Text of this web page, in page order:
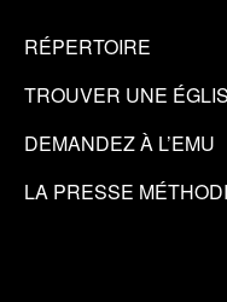
RÉPERTOIRE
TROUVER UNE
DEMANDEZ À L’EMU
LA PRESSE